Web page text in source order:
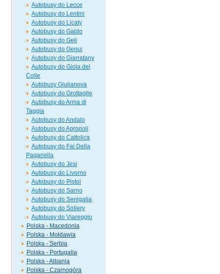
Autobusy do Lecce
Autobusy do Lentini
Autobusy do Licaty
Autobusy do Galdo
Autobusy do Geli
Autobusy do Genui
Autobusy do Giarratany
Autobusy do Gioia del
Colle
Autobusy Giulianova
Autobusy do Grottaglie
Autobusy do Arma di
Taggia
Autobusy do Andalo
Autobusy do Agropoli
Autobusy do Cattolica
Autobusy do Fai Della
Paganella
Autobusy do Jesi
Autobusy do Livorno
Autobusy do Pistoi
Autobusy do Sarno
Autobusy do Senigalia
Autobusy do Soliery
Autobusy do Viareggio
Polska - Macedonia
Polska - Mołdawia
Polska - Serbia
Polska - Portugalia
Polska - Albania
Polska - Czarnogóra